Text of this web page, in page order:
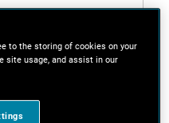
to the storing of cookies on your
site usage, and assist in our